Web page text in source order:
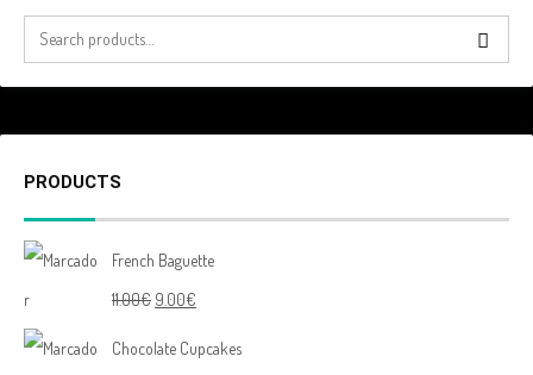
PRODUCTS
French Baguette
11.00€ 9.00€
Chocolate Cupcakes